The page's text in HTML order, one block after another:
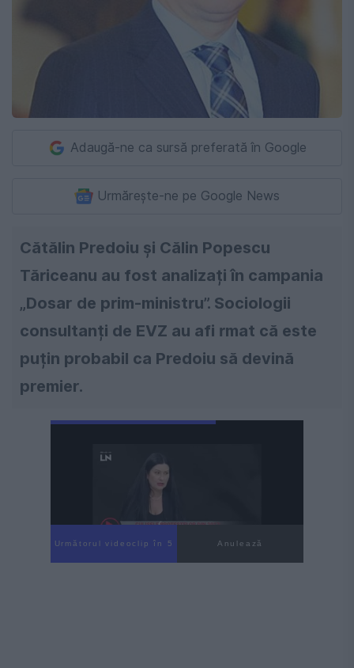
Adaugă-ne ca sursă preferată în Google
Urmărește-ne pe Google News
Cătălin Predoiu și Călin Popescu
Tăriceanu au fost analizați în campania
„Dosar de prim-ministru”. Sociologii
consultanți de EVZ au afi rmat că este
puțin probabil ca Predoiu să devină
premier.
Următorul videoclip în 3 Anulează